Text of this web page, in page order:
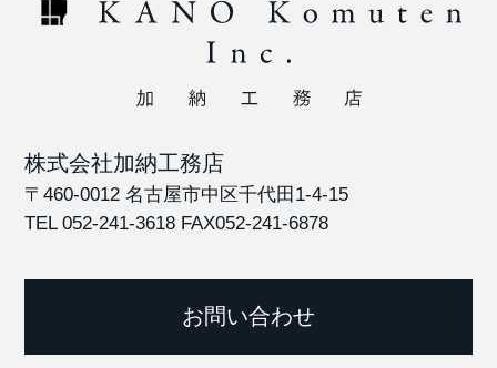
株式会社加納工務店
〒460-0012 名古屋市中区千代田1-4-15
TEL 052-241-3618 FAX052-241-6878
お問い合わせ